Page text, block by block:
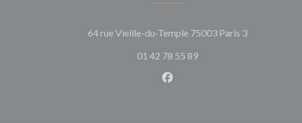
64 rue Vieille-du-Temple 75003 Paris 3((在新窗口
01 42 78 55 89
Facebook ((在新窗口中打开